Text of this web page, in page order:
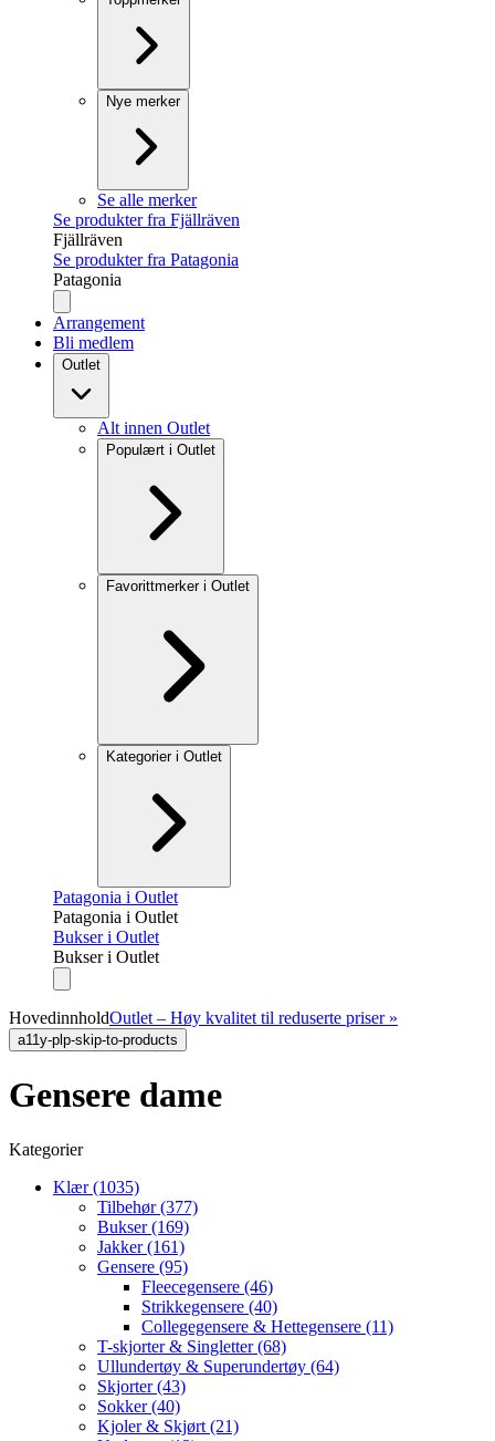
Nye merker
Se alle merker
Se produkter fra Fjällräven
Fjällräven
Se produkter fra Patagonia
Patagonia
Arrangement
Bli medlem
Outlet
Alt innen Outlet
Populært i Outlet
Favorittmerker i Outlet
Kategorier i Outlet
Patagonia i Outlet
Patagonia i Outlet
Bukser i Outlet
Bukser i Outlet
HovedinnholdOutlet – Høy kvalitet til reduserte priser »
a11y-plp-skip-to-products
Gensere dame
Kategorier
Klær (1035)
Tilbehør (377)
Bukser (169)
Jakker (161)
Gensere (95)
Fleecegensere (46)
Strikkegensere (40)
Collegegensere & Hettegensere (11)
T-skjorter & Singletter (68)
Ullundertøy & Superundertøy (64)
Skjorter (43)
Sokker (40)
Kjoler & Skjørt (21)